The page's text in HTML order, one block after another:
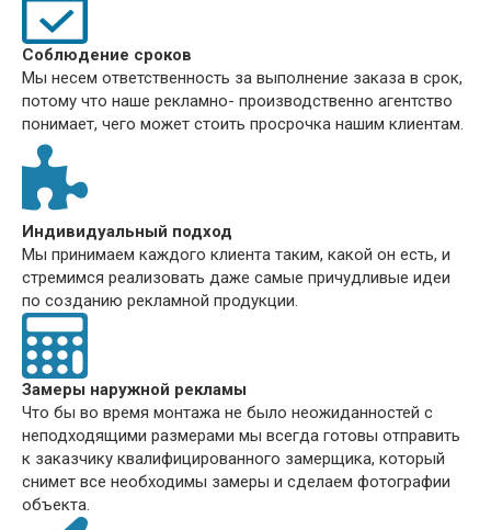
Соблюдение сроков
Мы несем ответственность за выполнение заказа в срок,
потому что наше рекламно- производственно агентство
понимает, чего может стоить просрочка нашим клиентам.
Индивидуальный подход
Мы принимаем каждого клиента таким, какой он есть, и
стремимся реализовать даже самые причудливые идеи
по созданию рекламной продукции.
Замеры наружной рекламы
Что бы во время монтажа не было неожиданностей с
неподходящими размерами мы всегда готовы отправить
к заказчику квалифицированного замерщика, который
снимет все необходимы замеры и сделаем фотографии
объекта.